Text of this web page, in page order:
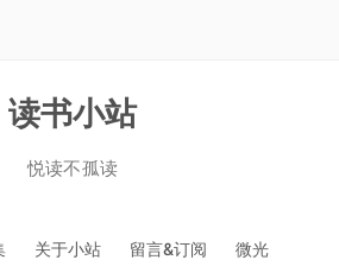
读书小站
悦读不孤读
关于小站 留言&订阅 微光